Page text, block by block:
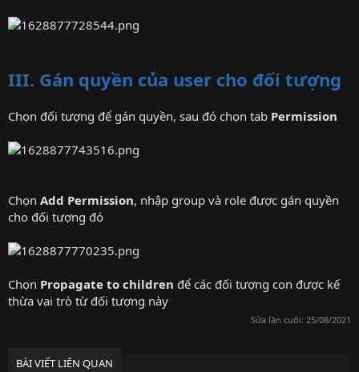
III. Gán quyền của user cho đối tượng
Chọn đối tượng để gán quyền, sau đó chọn tab Permission
Chọn Add Permission, nhập group và role được gán quyền
cho đối tượng đó
Chọn Propagate to children để các đối tượng con được kế
thừa vai trò từ đối tượng này
Sửa lần cuối: 25/08/2021
BÀI VIẾT LIÊN QUAN